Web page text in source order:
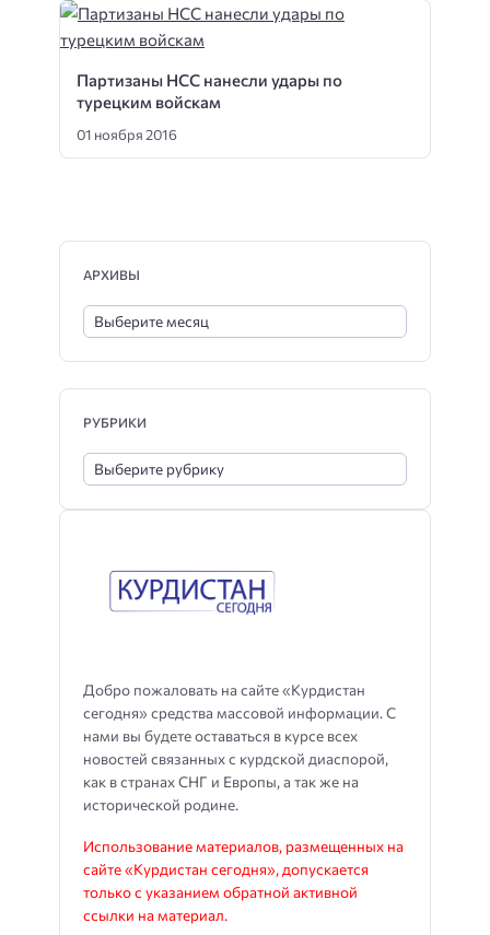
Партизаны НСС нанесли удары по
турецким войскам
01 ноября 2016
Добро пожаловать на сайте «Курдистан
сегодня» средства массовой информации. С
нами вы будете оставаться в курсе всех
новостей связанных с курдской диаспорой,
как в странах СНГ и Европы, а так же на
исторической родине.
Использование материалов, размещенных на
сайте «Курдистан сегодня», допускается
только с указанием обратной активной
ссылки на материал.
АРХИВЫ
РУБРИКИ